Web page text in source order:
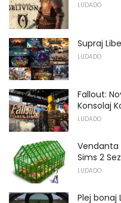
LUDADO
Supraj
LUDADO
Fallout:
Konsolaj
LUDADO
Vendanta
Sims 2
LUDADO
Plej bonaj